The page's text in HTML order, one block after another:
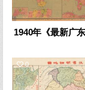
1940年《最新广
0